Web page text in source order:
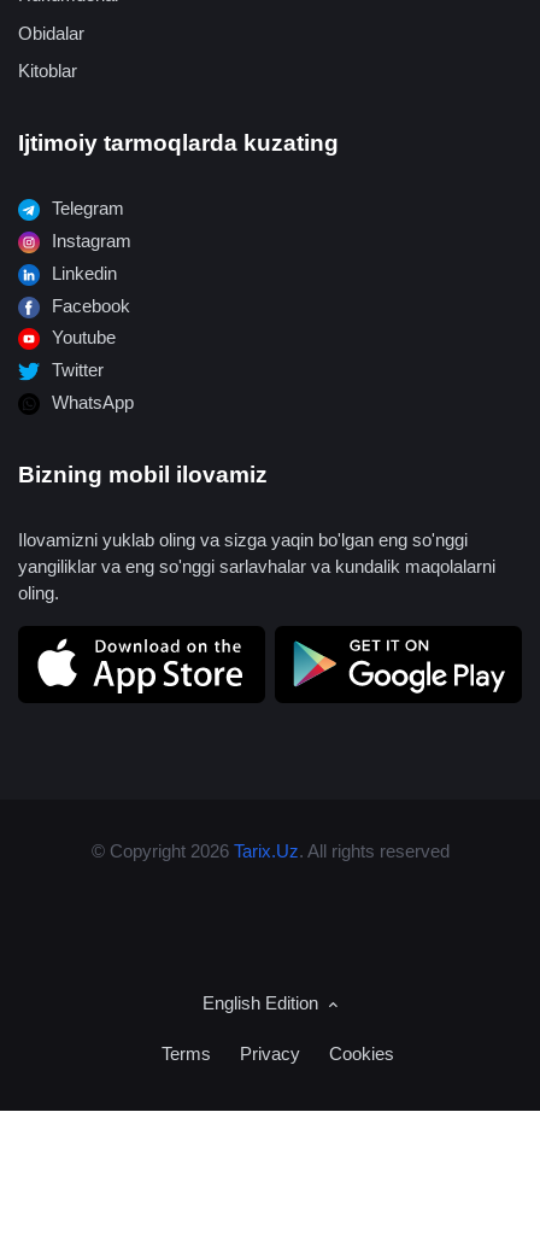
Obidalar
Kitoblar
Ijtimoiy tarmoqlarda kuzating
Telegram
Instagram
Linkedin
Facebook
Youtube
Twitter
WhatsApp
Bizning mobil ilovamiz
Ilovamizni yuklab oling va sizga yaqin bo'lgan eng so'nggi
yangiliklar va eng so'nggi sarlavhalar va kundalik maqolalarni
oling.
© Copyright 2026 Tarix.Uz. All rights reserved
English Edition
Terms Privacy Cookies